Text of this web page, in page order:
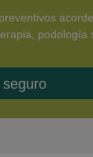
podología
seguro